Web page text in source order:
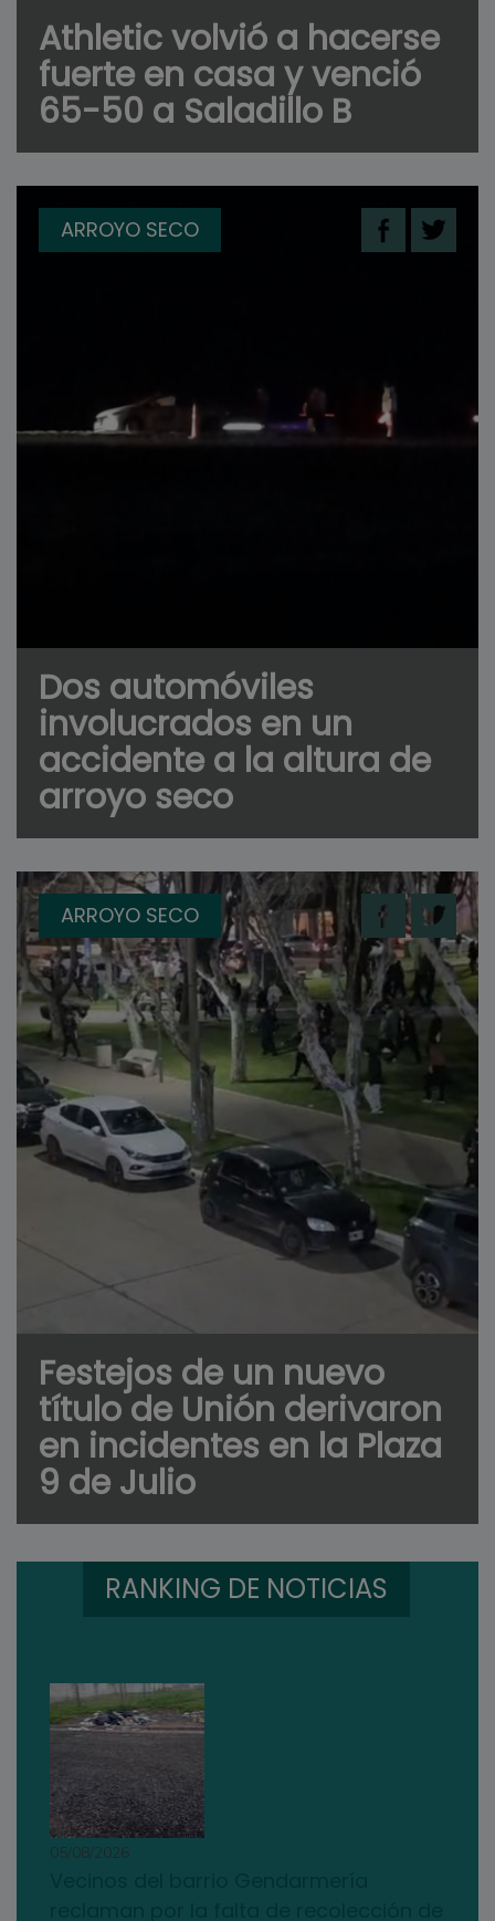
Athletic volvió a hacerse
fuerte en casa y venció
65-50 a Saladillo B
ARROYO SECO
Dos automóviles
involucrados en un
accidente a la altura de
arroyo seco
ARROYO SECO
Festejos de un nuevo
título de Unión derivaron
en incidentes en la Plaza
9 de Julio
RANKING DE NOTICIAS
05/08/2026